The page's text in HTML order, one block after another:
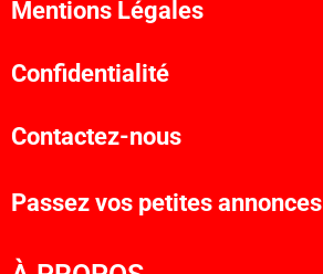
Mentions Légales
Confidentialité
Contactez-nous
Passez vos petites annonces